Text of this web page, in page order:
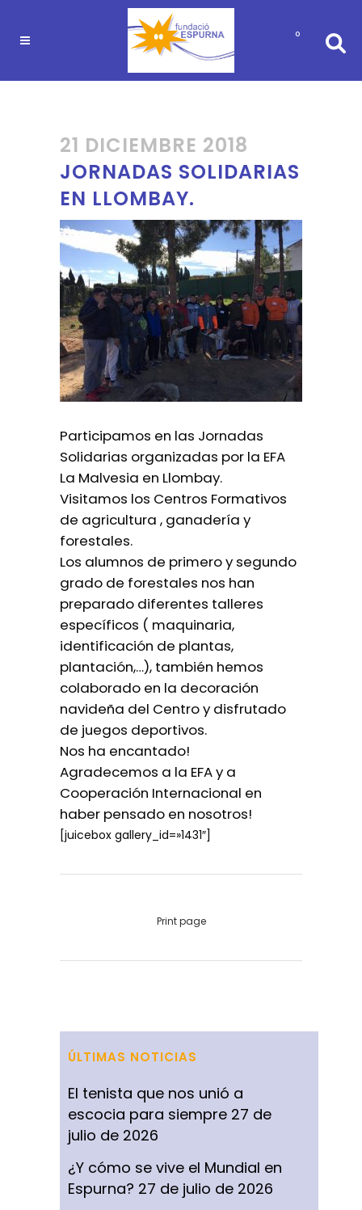
0
21 DICIEMBRE 2018
JORNADAS SOLIDARIAS
EN LLOMBAY.
Participamos en las Jornadas
Solidarias organizadas por la EFA
La Malvesia en Llombay.
Visitamos los Centros Formativos
de agricultura , ganadería y
forestales.
Los alumnos de primero y segundo
grado de forestales nos han
preparado diferentes talleres
específicos ( maquinaria,
identificación de plantas,
plantación,…), también hemos
colaborado en la decoración
navideña del Centro y disfrutado
de juegos deportivos.
Nos ha encantado!
Agradecemos a la EFA y a
Cooperación Internacional en
haber pensado en nosotros!
[juicebox gallery_id=»1431″]
Print page
ÚLTIMAS NOTICIAS
El tenista que nos unió a
escocia para siempre 27 de
julio de 2026
¿Y cómo se vive el Mundial en
Espurna? 27 de julio de 2026